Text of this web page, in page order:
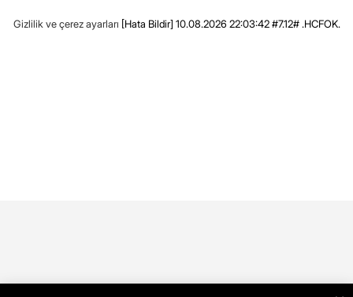
Gizlilik ve çerez ayarları [Hata Bildir] 10.08.2026 22:03:42 #7.12# .HCFOK.